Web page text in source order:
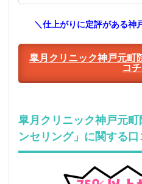
＼仕上がりに定評がある神
皐月クリニック神戸元町
コ
皐月クリニック神戸元
ンセリング」に関する口